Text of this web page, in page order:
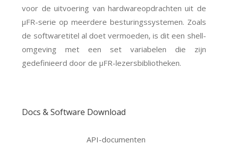
voor de uitvoering van hardwareopdrachten uit de
μFR-serie op meerdere besturingssystemen. Zoals
de softwaretitel al doet vermoeden, is dit een shell-
omgeving met een set variabelen die zijn
gedefinieerd door de μFR-lezersbibliotheken.
Docs & Software Download
API-documenten